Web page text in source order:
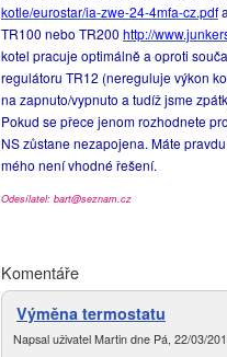
kotle/eurostar/ia-zwe-24-4mfa-cz.pdf
TR100 nebo TR200 http://
kotel pracuje optimálně a oproti
regulátoru TR12 (nereguluje výkon
na zapnuto/vypnuto a tudíž jsme
Pokud se přece jenom rozhodnete
NS zůstane nezapojena. Máte
mého není vhodné řešení.
Odesílatel: bart@seznam.cz
Komentáře
Výměna termostatu
Napsal uživatel Martin dne Pá, 22/03/